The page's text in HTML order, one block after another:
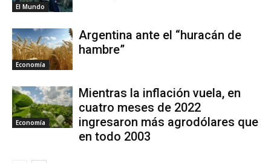
El Mundo
Economía
Argentina ante el “huracán de
hambre”
Economía
Mientras la inflación vuela, en
cuatro meses de 2022
ingresaron más agrodólares que
en todo 2003